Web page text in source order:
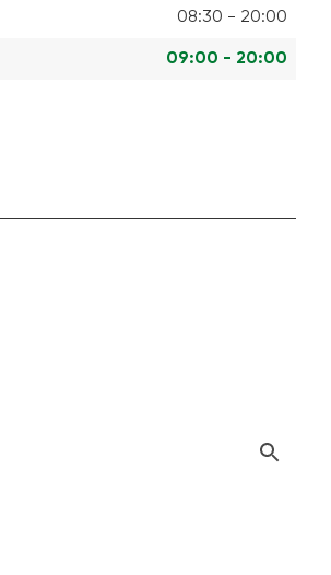
08:30 - 20:00
09:00 - 20:00